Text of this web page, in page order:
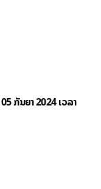
ກັນຍາ 2024 ເວລາ